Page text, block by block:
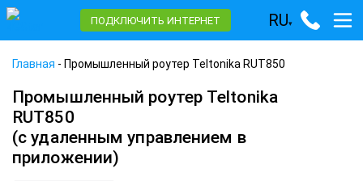
ПОДКЛЮЧИТЬ ИНТЕРНЕТ RU▾
Главная - Промышленный роутер Teltonika RUT850
Промышленный роутер Teltonika
RUT850
(с удаленным управлением в
приложении)